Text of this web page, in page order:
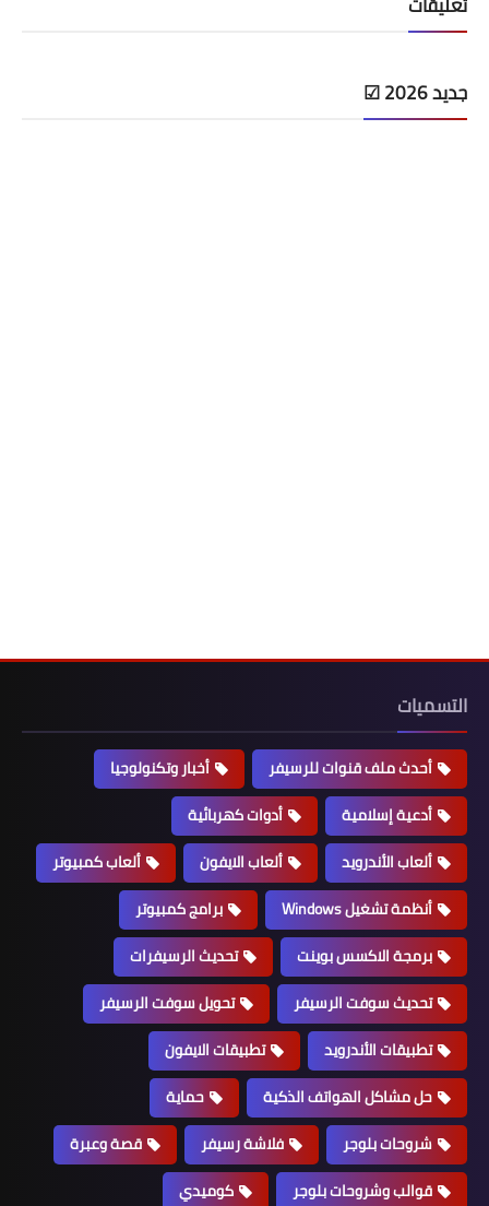
جديد 2026 ☑
التسميات
أحدث ملف قنوات للرسيفر
أخبار وتكنولوجيا
أدعية إسلامية
أدوات كهربائية
ألعاب الأندرويد
ألعاب الايفون
ألعاب كمبيوتر
أنظمة تشغيل Windows
برامج كمبيوتر
برمجة الاكسس بوينت
تحديث الرسيفرات
تحديث سوفت الرسيفر
تحويل سوفت الرسيفر
تطبيقات الأندرويد
تطبيقات الايفون
حل مشاكل الهواتف الذكية
حماية
شروحات بلوجر
فلاشة رسيفر
قصة وعبرة
قوالب وشروحات بلوجر
كوميدي